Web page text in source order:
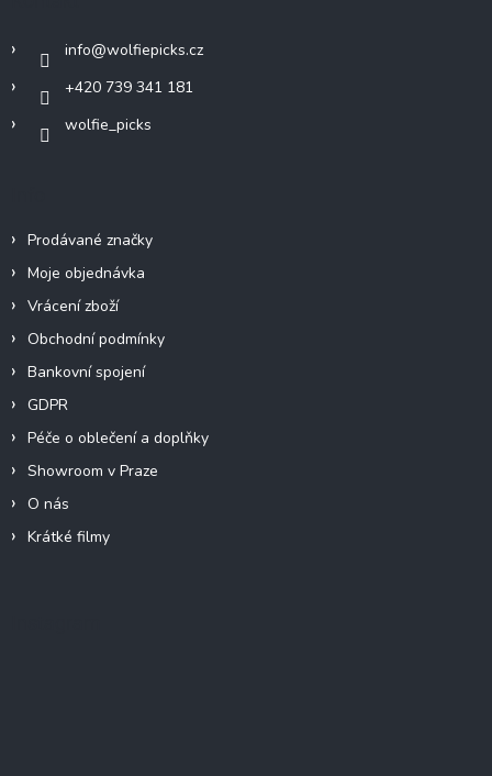
info@wolfiepicks.cz
+420 739 341 181
wolfie_picks
Prodávané značky
Moje objednávka
Vrácení zboží
Obchodní podmínky
Bankovní spojení
GDPR
Péče o oblečení a doplňky
Showroom v Praze
O nás
Krátké filmy